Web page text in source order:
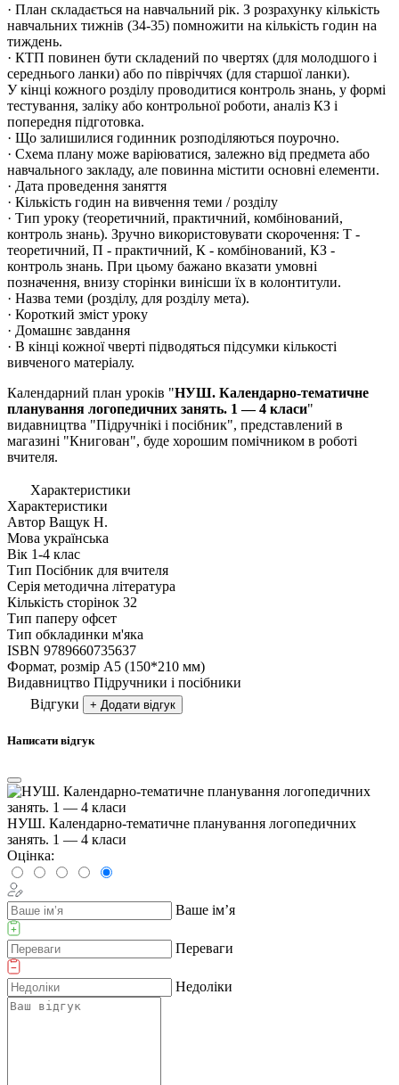
· План складається на навчальний рік. З розрахунку кількість
навчальних тижнів (34-35) помножити на кількість годин на
тиждень.
· КТП повинен бути складений по чвертях (для молодшого і
середнього ланки) або по півріччях (для старшої ланки).
У кінці кожного розділу проводитися контроль знань, у формі
тестування, заліку або контрольної роботи, аналіз КЗ і
попередня підготовка.
· Що залишилися годинник розподіляються поурочно.
· Схема плану може варіюватися, залежно від предмета або
навчального закладу, але повинна містити основні елементи.
· Дата проведення заняття
· Кількість годин на вивчення теми / розділу
· Тип уроку (теоретичний, практичний, комбінований,
контроль знань). Зручно використовувати скорочення: Т -
теоретичний, П - практичний, К - комбінований, КЗ -
контроль знань. При цьому бажано вказати умовні
позначення, внизу сторінки винісши їх в колонтитули.
· Назва теми (розділу, для розділу мета).
· Короткий зміст уроку
· Домашнє завдання
· В кінці кожної чверті підводяться підсумки кількості
вивченого матеріалу.
Календарний план уроків "НУШ. Календарно-тематичне
планування логопедичних занять. 1 — 4 класи"
видавництва "Пiдручнікі i посiбник", представлений в
магазині "Книгован", буде хорошим помічником в роботі
вчителя.
Характеристики
Характеристики
Автор Ващук Н.
Мова українська
Вік 1-4 клас
Тип Посiбник для вчителя
Серія методична література
Кількість сторінок 32
Тип паперу офсет
Тип обкладинки м'яка
ISBN 9789660735637
Формат, розмір А5 (150*210 мм)
Видавництво Підручники і посібники
Відгуки
+ Додати відгук
Написати відгук
НУШ. Календарно-тематичне планування логопедичних
занять. 1 — 4 класи
Оцінка:
Ваше ім’я
Переваги
Недоліки